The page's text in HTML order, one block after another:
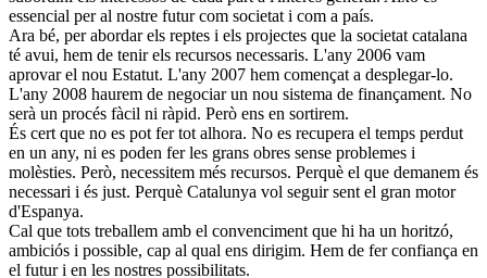
essencial per al nostre futur com societat i com a país.
Ara bé, per abordar els reptes i els projectes que la societat catalana
té avui, hem de tenir els recursos necessaris. L'any 2006 vam
aprovar el nou Estatut. L'any 2007 hem començat a desplegar-lo.
L'any 2008 haurem de negociar un nou sistema de finançament. No
serà un procés fàcil ni ràpid. Però ens en sortirem.
És cert que no es pot fer tot alhora. No es recupera el temps perdut
en un any, ni es poden fer les grans obres sense problemes i
molèsties. Però, necessitem més recursos. Perquè el que demanem és
necessari i és just. Perquè Catalunya vol seguir sent el gran motor
d'Espanya.
Cal que tots treballem amb el convenciment que hi ha un horitzó,
ambiciós i possible, cap al qual ens dirigim. Hem de fer confiança en
el futur i en les nostres possibilitats.